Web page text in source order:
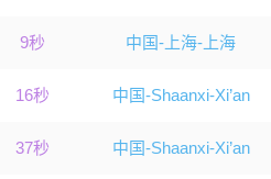
9秒 中国-上海-上海
16秒 中国-Shaanxi-Xi’an
37秒 中国-Shaanxi-Xi’an